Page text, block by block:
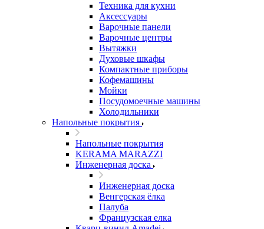
Техника для кухни
Аксессуары
Варочные панели
Варочные центры
Вытяжки
Духовые шкафы
Компактные приборы
Кофемашины
Мойки
Посудомоечные машины
Холодильники
Напольные покрытия
Напольные покрытия
KERAMA MARAZZI
Инженерная доска
Инженерная доска
Венгерская ёлка
Палуба
Французская елка